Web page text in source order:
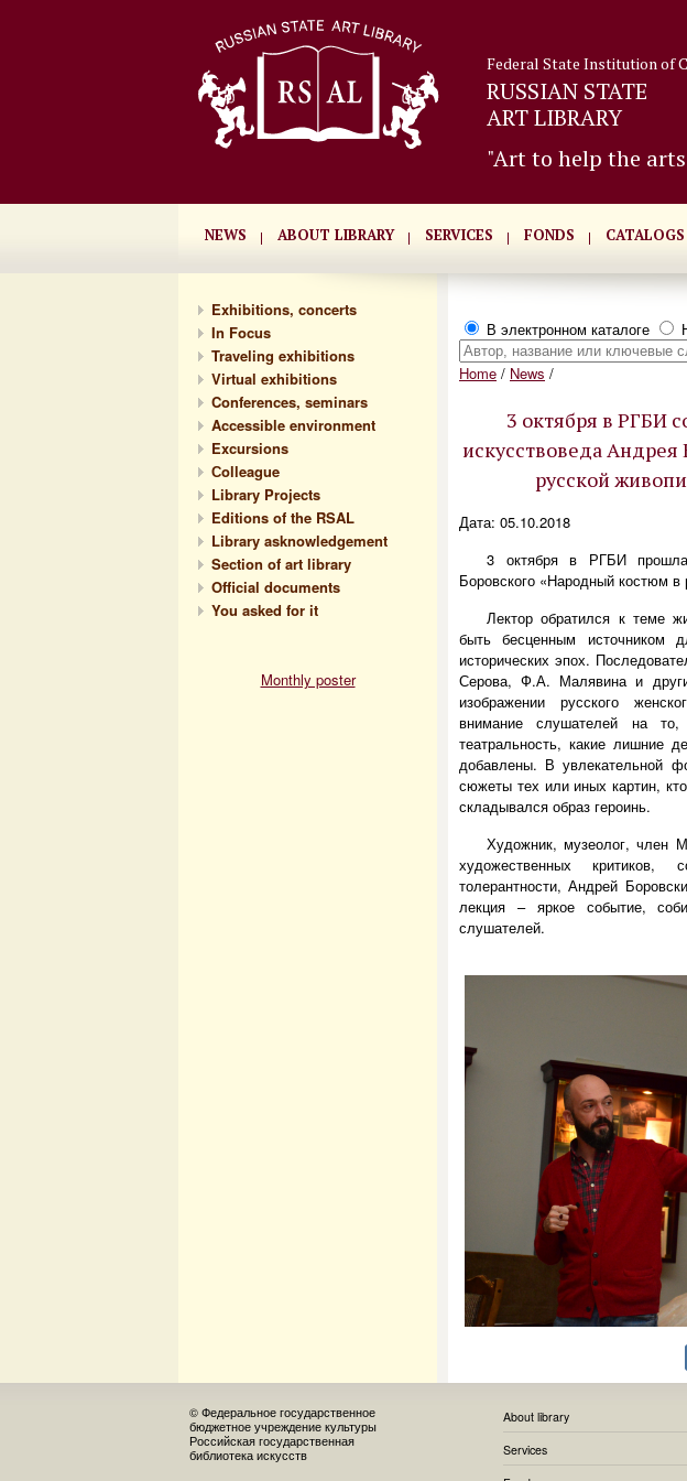
Federal State Institution of
RUSSIAN STATE
ART LIBRARY
"Art to help the
NEWS ABOUT LIBRARY SERVICES FONDS CATALOGS
Exhibitions, concerts
In Focus
Traveling exhibitions
Virtual exhibitions
Conferences, seminars
Accessible environment
Excursions
Сolleague
Library Projects
Editions of the RSAL
Library asknowledgement
Section of art library
Official documents
You asked for it
Monthly poster
В электронном каталоге
Home / News /
3 октября в РГБИ
искусствоведа
русской
Дата: 05.10.2018
3 октября в РГБИ прошла
Боровского «Народный костюм
Лектор обратился к теме
быть бесценным источником
исторических эпох.
Серова, Ф.А. Малявина и
изображении русского
внимание слушателей на
театральность, какие лишние
добавлены. В увлекательной
сюжеты тех или иных картин,
складывался образ героинь.
Художник, музеолог, член
художественных
толерантности, Андрей
лекция – яркое событие,
слушателей.
© Федеральное государственное
бюджетное учреждение культуры
Российская государственная
библиотека искусств
About library
Services